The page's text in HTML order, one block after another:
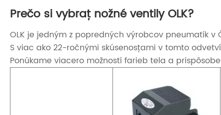
Prečo si vybrať nožné ventily OLK?
OLK je jedným z popredných výrobcov pneumatík
S viac ako 22-ročnými skúsenosťami v tomto
Ponúkame viacero možností farieb tela a